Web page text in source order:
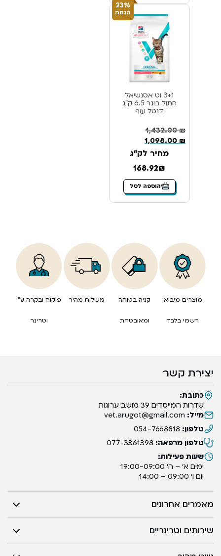
23%
הנחה
3+1 וט אסנשיאל
חתול בוגר 6.5 ק”ג
דנטל עוף
1,432.00₪
1,098.00 ₪
מחיר לק"ג
168.92₪
הוספה לסל
מוצרים מיבואן
רשמי בלבד
קניה בטוחה
ומאובטחת
משלוח מהיר פיקוח ובקרה ע”י
וטרינר
יצירת קשר
כתובת:
שדרות המייסדים 39 מושב ערוגות
מייל: vet.arugot@gmail.com
טלפון: 054-7668818
טלפון מרפאה: 077-3361398
שעות פעילות:
ימים א’ – ה’ 19:00-09:00
יום ו’ 09:00 – 14:00
מאמרים אחרונים
שירותים וטרינריים